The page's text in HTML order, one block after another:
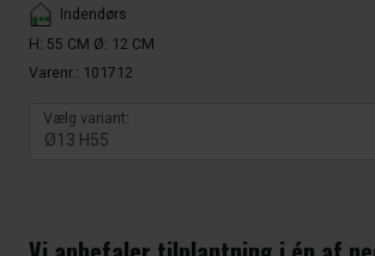
Placement
Indendørs
H: 55 CM Ø: 12 CM
Varenr.: 101712
Vælg variant: